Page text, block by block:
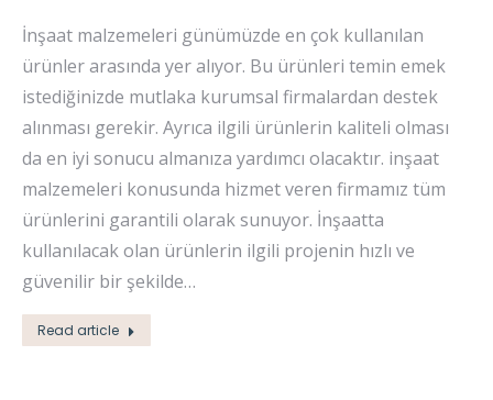
İnşaat malzemeleri günümüzde en çok kullanılan
ürünler arasında yer alıyor. Bu ürünleri temin emek
istediğinizde mutlaka kurumsal firmalardan destek
alınması gerekir. Ayrıca ilgili ürünlerin kaliteli olması
da en iyi sonucu almanıza yardımcı olacaktır. inşaat
malzemeleri konusunda hizmet veren firmamız tüm
ürünlerini garantili olarak sunuyor. İnşaatta
kullanılacak olan ürünlerin ilgili projenin hızlı ve
güvenilir bir şekilde…
Read article